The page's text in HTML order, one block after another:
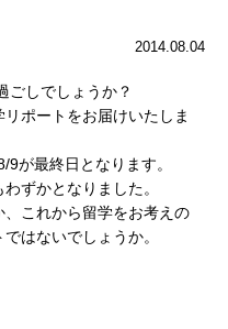
2014.08.04
ごしでしょうか？
ポートをお届けいたしま
が最終日となります。
ずかとなりました。
これから留学をお考えの
はないでしょうか。